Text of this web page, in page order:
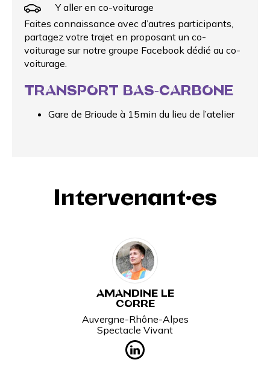
Y aller en co-voiturage
Faites connaissance avec d’autres participants,
partagez votre trajet en proposant un co-
voiturage sur notre groupe Facebook dédié au co-
voiturage.
TRANSPORT BAS-CARBONE
Gare de Brioude à 15min du lieu de l’atelier
Intervenant·es
AMANDINE LE
CORRE
Auvergne-Rhône-Alpes
Spectacle Vivant